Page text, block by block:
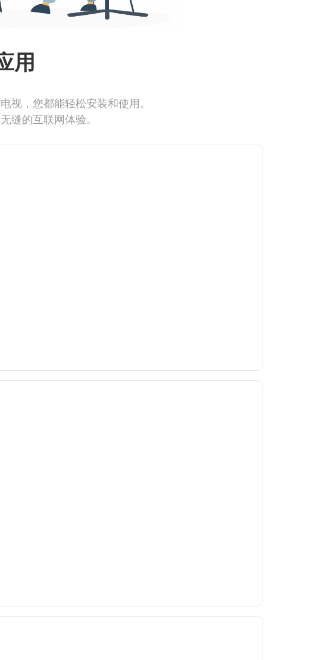
用
视，您都能轻松安装和使用。
缝的互联网体验。